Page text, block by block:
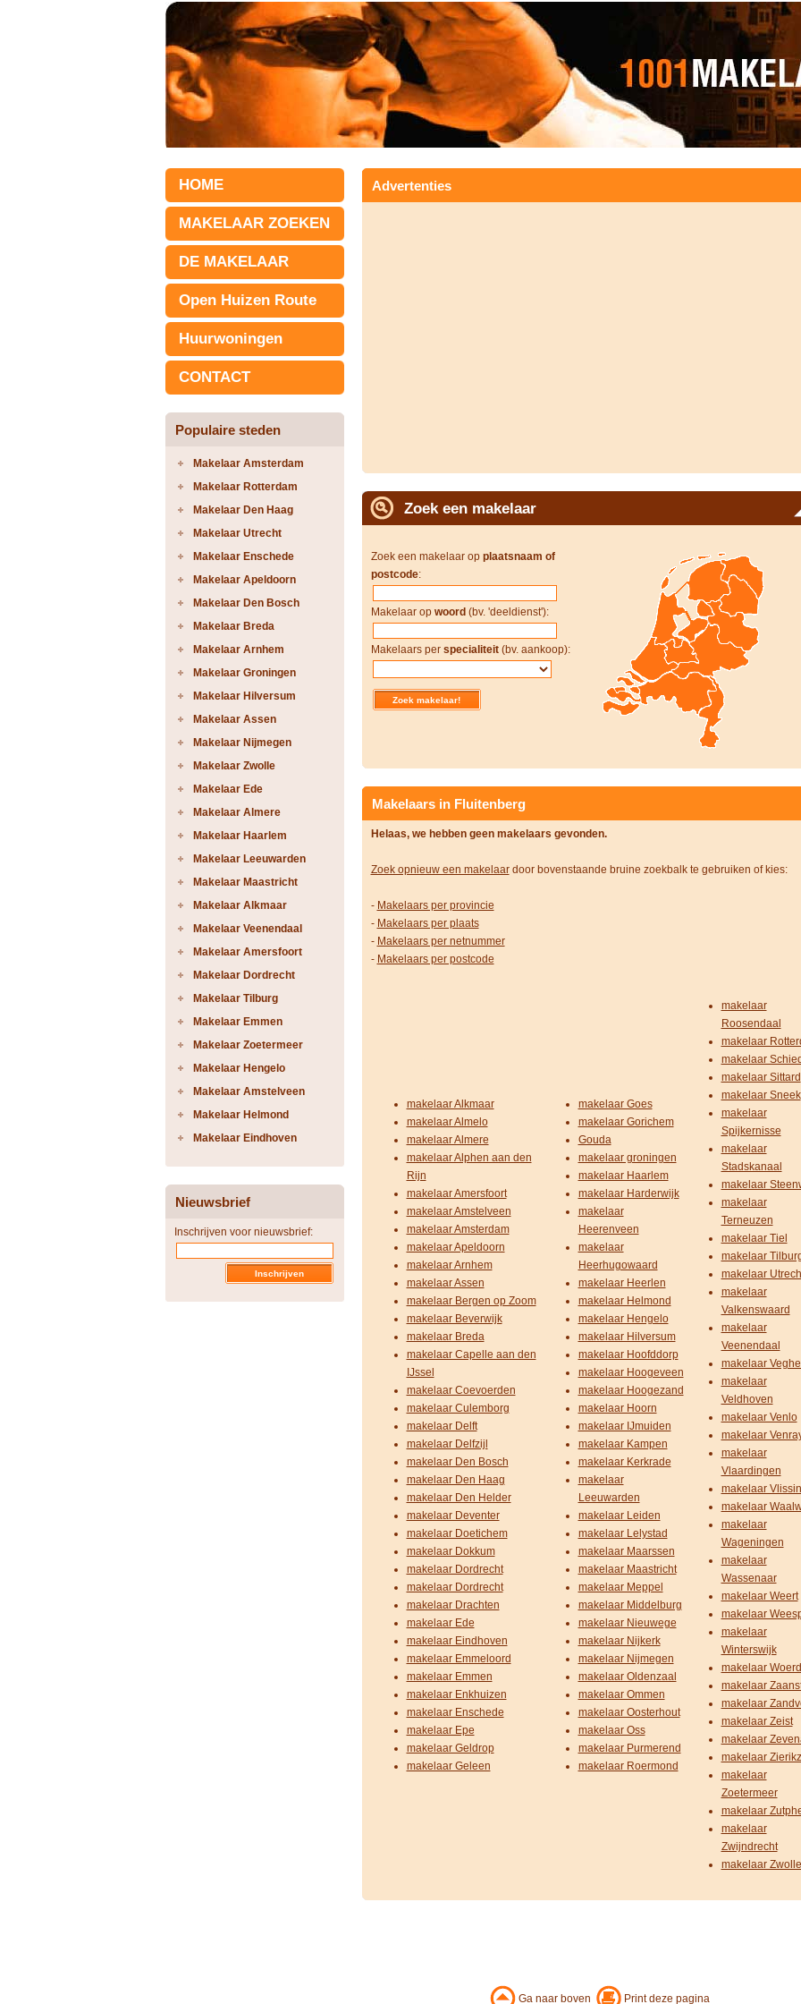
HOME
MAKELAAR ZOEKEN
DE MAKELAAR
Open Huizen Route
Huurwoningen
CONTACT
Populaire steden
Makelaar Amsterdam
Makelaar Rotterdam
Makelaar Den Haag
Makelaar Utrecht
Makelaar Enschede
Makelaar Apeldoorn
Makelaar Den Bosch
Makelaar Breda
Makelaar Arnhem
Makelaar Groningen
Makelaar Hilversum
Makelaar Assen
Makelaar Nijmegen
Makelaar Zwolle
Makelaar Ede
Makelaar Almere
Makelaar Haarlem
Makelaar Leeuwarden
Makelaar Maastricht
Makelaar Alkmaar
Makelaar Veenendaal
Makelaar Amersfoort
Makelaar Dordrecht
Makelaar Tilburg
Makelaar Emmen
Makelaar Zoetermeer
Makelaar Hengelo
Makelaar Amstelveen
Makelaar Helmond
Makelaar Eindhoven
Nieuwsbrief
Inschrijven voor nieuwsbrief:
Advertenties
Zoek een makelaar
Zoek een makelaar op plaatsnaam of
postcode:
Makelaar op woord (bv. 'deeldienst'):
Makelaars per specialiteit(bv. aankoop):
Makelaars in Fluitenberg
Helaas, we hebben geen makelaars gevonden.
Zoek opnieuw een makelaardoor bovenstaande bruine zoekbalk te gebruiken of kies:
- Makelaars per provincie
- Makelaars per plaats
- Makelaars per netnummer
- Makelaars per postcode
makelaar Alkmaar
makelaar Almelo
makelaar Almere
makelaar Alphen aan den
Rijn
makelaar Amersfoort
makelaar Amstelveen
makelaar Amsterdam
makelaar Apeldoorn
makelaar Arnhem
makelaar Assen
makelaar Bergen op Zoom
makelaar Beverwijk
makelaar Breda
makelaar Capelle aan den
IJssel
makelaar Coevoerden
makelaar Culemborg
makelaar Delft
makelaar Delfzijl
makelaar Den Bosch
makelaar Den Haag
makelaar Den Helder
makelaar Deventer
makelaar Doetichem
makelaar Dokkum
makelaar Dordrecht
makelaar Dordrecht
makelaar Drachten
makelaar Ede
makelaar Eindhoven
makelaar Emmeloord
makelaar Emmen
makelaar Enkhuizen
makelaar Enschede
makelaar Epe
makelaar Geldrop
makelaar Geleen
makelaar Goes
makelaar Gorichem
Gouda
makelaar groningen
makelaar Haarlem
makelaar Harderwijk
makelaar
Heerenveen
makelaar
Heerhugowaard
makelaar Heerlen
makelaar Helmond
makelaar Hengelo
makelaar Hilversum
makelaar Hoofddorp
makelaar Hoogeveen
makelaar Hoogezand
makelaar Hoorn
makelaar IJmuiden
makelaar Kampen
makelaar Kerkrade
makelaar
Leeuwarden
makelaar Leiden
makelaar Lelystad
makelaar Maarssen
makelaar Maastricht
makelaar Meppel
makelaar Middelburg
makelaar Nieuwege
makelaar Nijkerk
makelaar Nijmegen
makelaar Oldenzaal
makelaar Ommen
makelaar Oosterhout
makelaar Oss
makelaar Purmerend
makelaar Roermond
makelaar
Roosendaal
makelaar
makelaar
makelaar Sittard
makelaar Sneek
makelaar
Spijkernisse
makelaar
Stadskanaal
makelaar
makelaar
Terneuzen
makelaar Tiel
makelaar
makelaar
makelaar
Valkenswaard
makelaar
Veenendaal
makelaar
makelaar
Veldhoven
makelaar Venlo
makelaar
makelaar
Vlaardingen
makelaar
makelaar
makelaar
Wageningen
makelaar
Wassenaar
makelaar Weert
makelaar
makelaar
Winterswijk
makelaar
makelaar
makelaar
makelaar Zeist
makelaar
makelaar
makelaar
Zoetermeer
makelaar
makelaar
Zwijndrecht
makelaar Zwolle
Ga naar boven Print deze pagina